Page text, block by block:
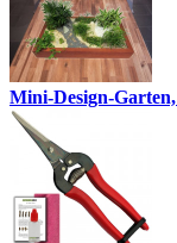
Mini-Design-